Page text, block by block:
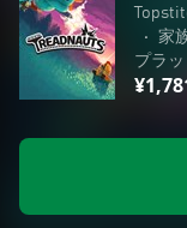
•
家
プラ